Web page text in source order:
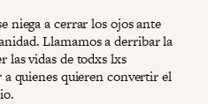
niega a cerrar los ojos ante
Llamamos a derribar la
las vidas de todxs lxs
quienes quieren convertir el